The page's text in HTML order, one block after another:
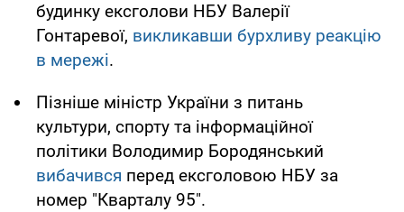
будинку ексголови НБУ Валерії
Гонтаревої, викликавши бурхливу реакцію
в мережі.
Пізніше міністр України з питань
культури, спорту та інформаційної
політики Володимир Бородянський
вибачився перед ексголовою НБУ за
номер "Кварталу 95".